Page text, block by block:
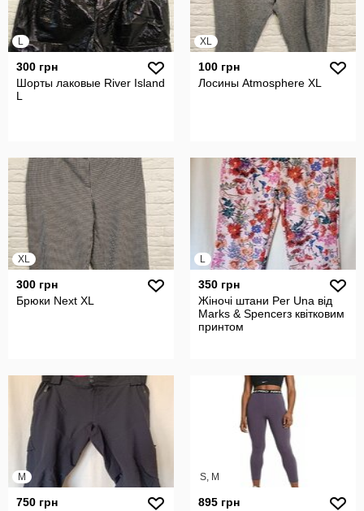
L
300 грн
Шорты лаковые River Island
L
XL
100 грн
Лосины Atmosphere XL
XL
300 грн
Брюки Next XL
L
350 грн
Жіночі штани Per Una від
Marks & Spencerз квітковим
принтом
M
750 грн
S, M
895 грн